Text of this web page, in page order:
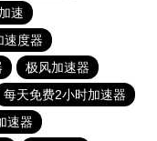
速
速度器
极风加速器
每天免费2小时加速器
速器